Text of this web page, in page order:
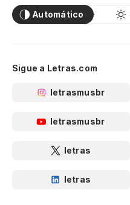
Automático
Sigue a Letras.com
letrasmusbr
letrasmusbr
letras
letras